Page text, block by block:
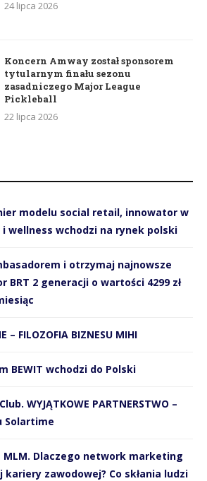
24 lipca 2026
Koncern Amway został sponsorem
tytularnym finału sezonu
zasadniczego Major League
Pickleball
22 lipca 2026
modelu social retail, innowator w
wellness wchodzi na rynek polski
i otrzymaj najnowsze
BRT 2 generacji o wartości 4299 zł
– FILOZOFIA BIZNESU MIHI
BEWIT wchodzi do Polski
WYJĄTKOWE PARTNERSTWO –
Solartime
MLM. Dlaczego network marketing
kariery zawodowej? Co skłania ludzi